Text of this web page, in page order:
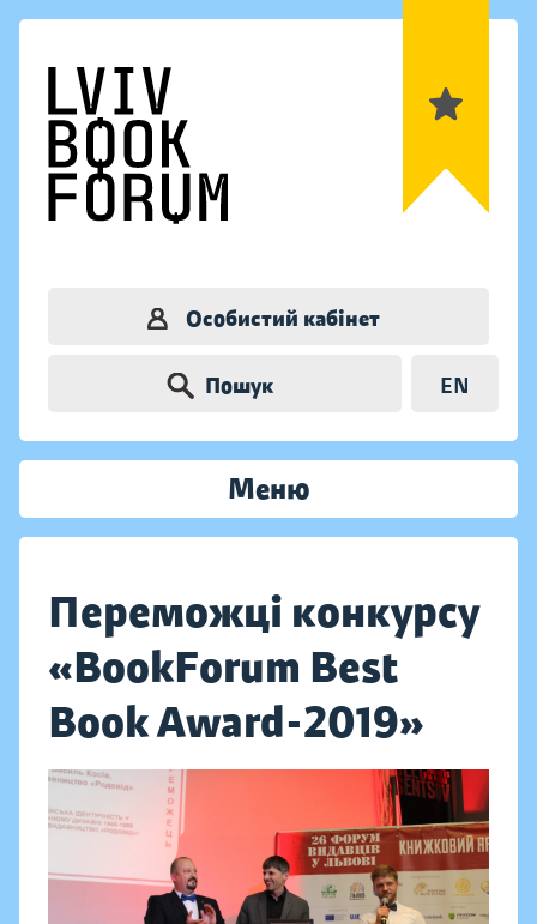
Особистий кабінет
Пошук EN
Меню
Переможці конкурсу
«BookForum Best
Book Award-2019»